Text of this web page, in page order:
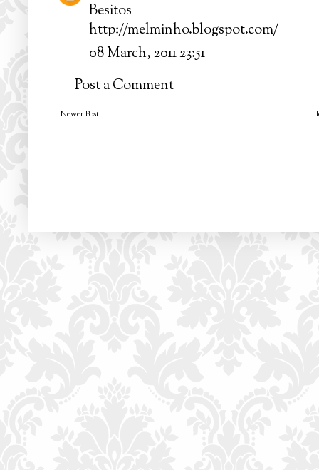
Besitos
http://melminho.blogspot.com/
08 March, 2011 23:51
Post a Comment
Newer Post